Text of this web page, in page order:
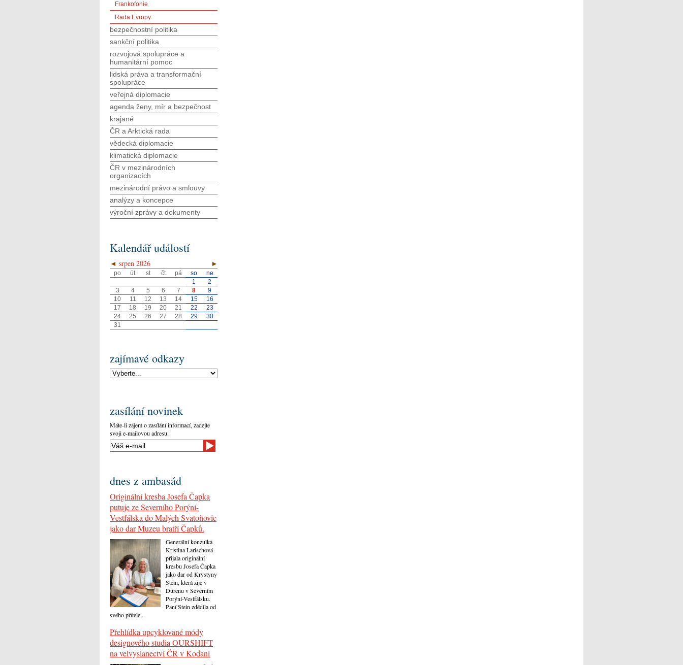
Frankofonie
Rada Evropy
bezpečnostní politika
sankční politika
rozvojová spolupráce a
humanitární pomoc
lidská práva a transformační
spolupráce
veřejná diplomacie
agenda ženy, mír a bezpečnost
krajané
ČR a Arktická rada
vědecká diplomacie
klimatická diplomacie
ČR v mezinárodních
organizacích
mezinárodní právo a smlouvy
analýzy a koncepce
výroční zprávy a dokumenty
Kalendář událostí
◄ ►
srpen 2026
po út st čt pá so
ne
1
2
3
4 5 6 7 8
9
10
11 12 13 14 15
16
17
18 19 20 21 22
23
24
25 26 27 28 29
30
31
zajímavé odkazy
zasílání novinek
Máte-li zájem o zasílání informací, zadejte
svoji e-mailovou adresu:
dnes z ambasád
Originální kresba Josefa Čapka
putuje ze Severního Porýní-
Vestfálska do Malých Svatoňovic
jako dar Muzeu bratří Čapků.
Generální konzulka
Kristina Larischová
přijala originální
kresbu Josefa Čapka
jako dar od Krystyny
Stein, která žije v
Dürenu v Severním
Porýní-Vestfálsku.
Paní Stein zdědila od
svého přítele...
Přehlídka upcyklované módy
designového studia OURSHIFT
na velvyslanectví ČR v Kodani